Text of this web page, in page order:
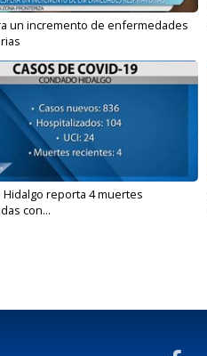
un incremento de enfermedades
Hidalgo reporta 4 muertes
con...